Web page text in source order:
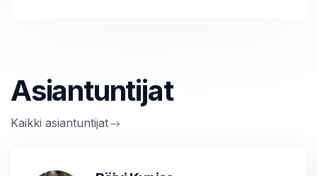
Asiantuntijat
Kaikki asiantuntijat